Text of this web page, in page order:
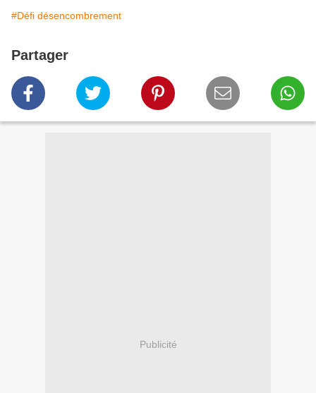
#Défi désencombrement
Partager
Publicité